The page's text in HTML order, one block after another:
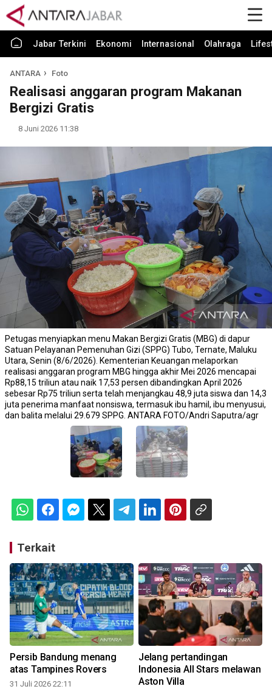
Jabar Terkini Ekonomi Internasional Olahraga
ANTARA Foto
Realisasi anggaran program Makanan
Bergizi Gratis
8 Juni 2026 11:38
Petugas menyiapkan menu Makan Bergizi Gratis (MBG) di dapur
Satuan Pelayanan Pemenuhan Gizi (SPPG) Tubo, Ternate, Maluku
Utara, Senin (8/6/2026). Kementerian Keuangan melaporkan
realisasi anggaran program MBG hingga akhir Mei 2026 mencapai
Rp88,15 triliun atau naik 17,53 persen dibandingkan April 2026
sebesar Rp75 triliun serta telah menjangkau 48,9 juta siswa dan 14,3
juta penerima manfaat nonsiswa, termasuk ibu hamil, ibu menyusui,
dan balita melalui 29.679 SPPG. ANTARA FOTO/Andri Saputra/agr
Terkait
Persib Bandung menang
atas Tampines Rovers
31 Juli 2026 22:11
Jelang pertandingan
Indonesia All Stars melawan
Aston Villa